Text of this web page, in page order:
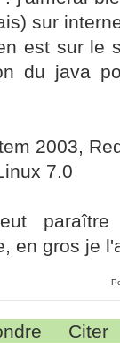
sur
est sur le
du java
2003,
7.0
en gros je
Citer